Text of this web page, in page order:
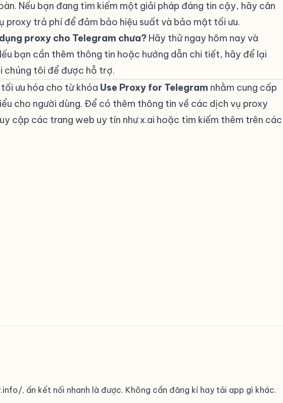
Nếu bạn đang tìm kiếm một giải pháp đáng tin cậy, hãy cân
proxy trả phí để đảm bảo hiệu suất và bảo mật tối ưu.
proxy cho Telegram chưa? Hãy thử ngay hôm nay và
bạn cần thêm thông tin hoặc hướng dẫn chi tiết, hãy để lại
chúng tôi để được hỗ trợ.
ưu hóa cho từ khóa Use Proxy for Telegram nhằm cung cấp
cho người dùng. Để có thêm thông tin về các dịch vụ proxy
cập các trang web uy tín nhưx.ai hoặc tìm kiếm thêm trên các
, ấn kết nối nhanh là được. Không cần đăng kí hay tải app gì khác.